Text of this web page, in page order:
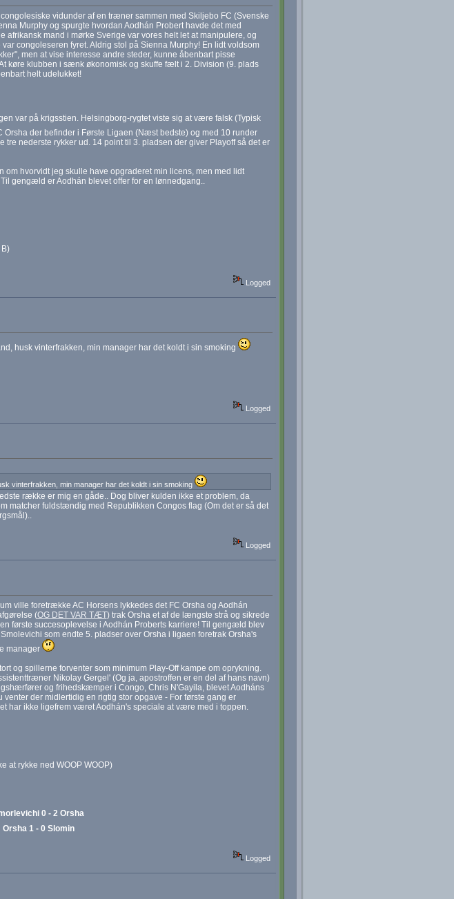
vidunder af en træner sammen med Skiljebo FC (Svenske
Murphy og spurgte hvordan Aodhán Probert havde det med
afrikansk mand i mørke Sverige var vores helt let at manipulere, og
congoleseren fyret. Aldrig stol på Sienna Murphy! En lidt voldsom
men at vise interesse andre steder, kunne åbenbart pisse
køre klubben i sænk økonomisk og skuffe fælt i 2. Division (9. plads
helt udelukket!
var på krigsstien. Helsingborg-rygtet viste sig at være falsk (Typisk
Orsha der befinder i Første Ligaen (Næst bedste) og med 10 runder
tre nederste rykker ud. 14 point til 3. pladsen der giver Playoff så det er
om hvorvidt jeg skulle have opgraderet min licens, men med lidt
gengæld er Aodhán blevet offer for en lønnedgang..
Logged
husk vinterfrakken, min manager har det koldt i sin smoking
Logged
vinterfrakken, min manager har det koldt i sin smoking
række er mig en gåde.. Dog bliver kulden ikke et problem, da
matcher fuldstændig med Republikken Congos flag (Om det er så det
Logged
ville foretrække AC Horsens lykkedes det FC Orsha og Aodhán
(OG DET VAR TÆT) trak Orsha et af de længste strå og sikrede
første succesoplevelse i Aodhán Proberts karriere! Til gengæld blev
som endte 5. pladser over Orsha i ligaen foretrak Orsha's
manager
og spillerne forventer som minimum Play-Off kampe om oprykning.
Nikolay Gergel' (Og ja, apostroffen er en del af hans navn)
og frihedskæmper i Congo, Chris N'Gayila, blevet Aodháns
der midlertidig en rigtig stor opgave - For første gang er
har ikke ligefrem været Aodhán's speciale at være med i toppen.
at rykke ned WOOP WOOP)
0 - 2 Orsha
Orsha 1 - 0 Slomin
Logged